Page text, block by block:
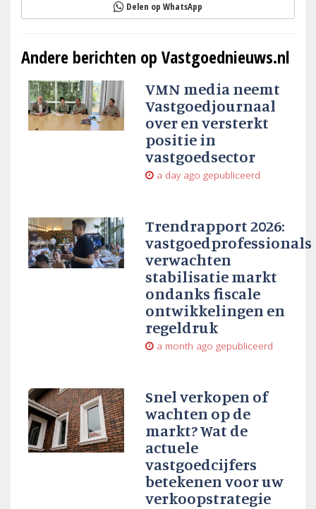
Delen op WhatsApp
Andere berichten op Vastgoednieuws.nl
VMN media neemt
Vastgoedjournaal
over en versterkt
positie in
vastgoedsector
a day ago gepubliceerd
Trendrapport 2026:
vastgoedprofessionals
verwachten
stabilisatie markt
ondanks fiscale
ontwikkelingen en
regeldruk
a month ago gepubliceerd
Snel verkopen of
wachten op de
markt? Wat de
actuele
vastgoedcijfers
betekenen voor uw
verkoopstrategie